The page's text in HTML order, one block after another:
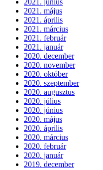
2021. június
2021. május
2021. április
2021. március
2021. február
2021. január
2020. december
2020. november
2020. október
2020. szeptember
2020. augusztus
2020. július
2020. június
2020. május
2020. április
2020. március
2020. február
2020. január
2019. december